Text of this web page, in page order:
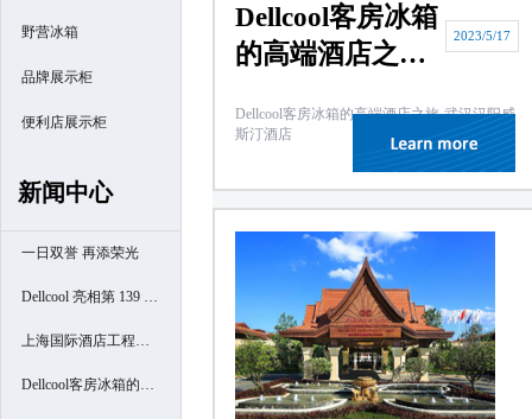
野营冰箱
品牌展示柜
便利店展示柜
新闻中心
一日双誉 再添荣光
Dellcool 亮相第 139 届
广交会
上海国际酒店工程设
计与用品博览会
Dellcool客房冰箱的高
Dellcool客房冰箱
的高端酒店之旅-
酒店
2023/5/17
Dellcool客房冰箱的高端酒店之旅-武汉汉阳威
斯汀酒店